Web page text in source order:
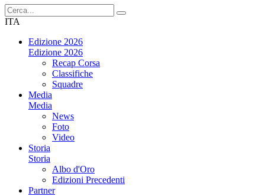
ITA
Edizione 2026
Edizione 2026
Recap Corsa
Classifiche
Squadre
Media
Media
News
Foto
Video
Storia
Storia
Albo d'Oro
Edizioni Precedenti
Partner